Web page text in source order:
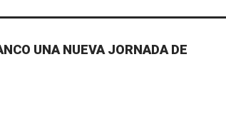
UNA NUEVA JORNADA DE